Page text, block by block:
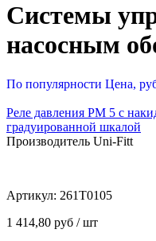
Системы
насосным
По популярности Цена,
Реле давления PM 5 с
градуированной шкалой
Производитель Uni-Fitt
Артикул: 261T0105
1 414,80 руб / шт